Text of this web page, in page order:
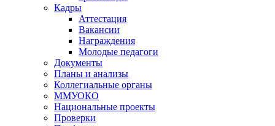
Кадры
Аттестация
Вакансии
Награждения
Молодые педагоги
Документы
Планы и анализы
Коллегиальные органы
ММУОКО
Национальные проекты
Проверки